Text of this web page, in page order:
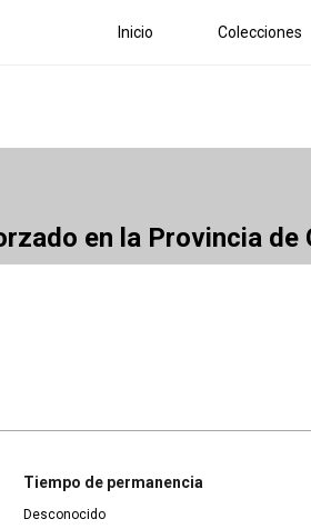
Inicio Colecciones
en la Provincia de
Tiempo de permanencia
Desconocido